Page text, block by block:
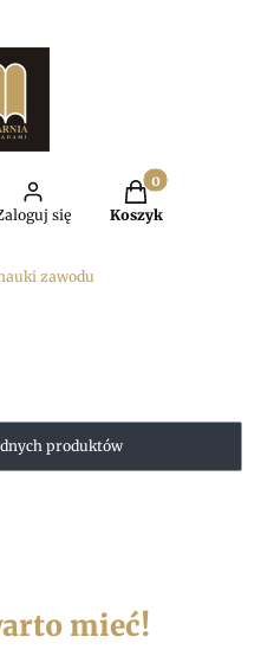
się
Produkty w
Koszyk
zawodu
produktów
mieć!